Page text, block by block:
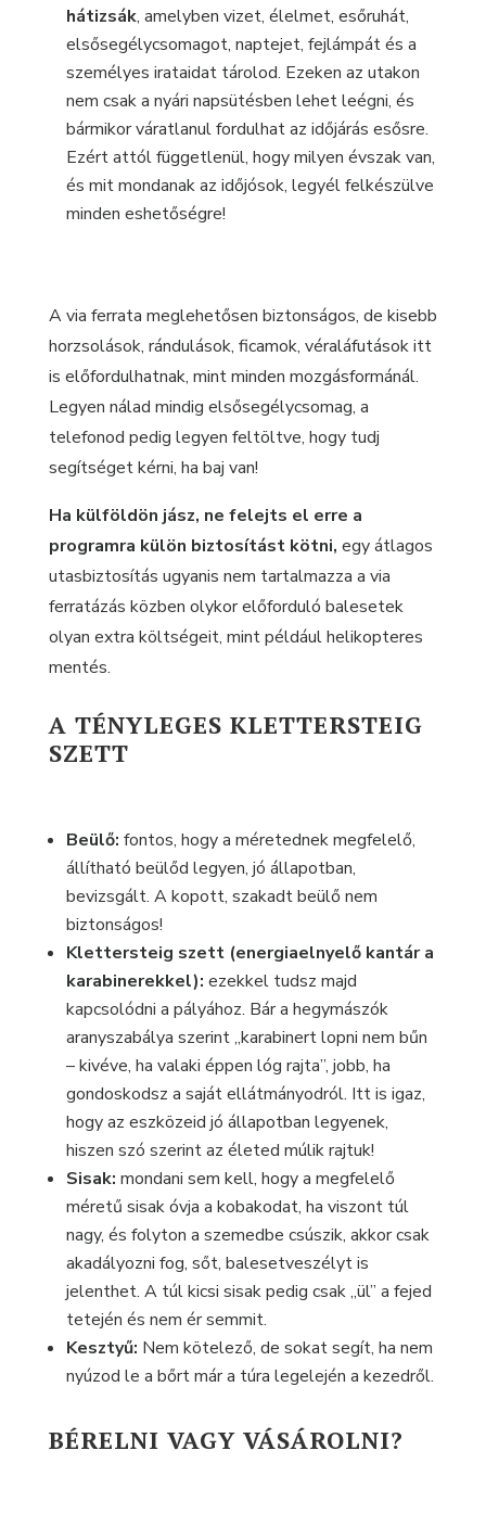
hátizsák, amelyben vizet, élelmet, esőruhát,
elsősegélycsomagot, naptejet, fejlámpát és a
személyes irataidat tárolod. Ezeken az utakon
nem csak a nyári napsütésben lehet leégni, és
bármikor váratlanul fordulhat az időjárás esősre.
Ezért attól függetlenül, hogy milyen évszak van,
és mit mondanak az időjósok, legyél felkészülve
minden eshetőségre!
A via ferrata meglehetősen biztonságos, de kisebb
horzsolások, rándulások, ficamok, véraláfutások itt
is előfordulhatnak, mint minden mozgásformánál.
Legyen nálad mindig elsősegélycsomag, a
telefonod pedig legyen feltöltve, hogy tudj
segítséget kérni, ha baj van!
Ha külföldön jász, ne felejts el erre a
programra külön biztosítást kötni, egy átlagos
utasbiztosítás ugyanis nem tartalmazza a via
ferratázás közben olykor előforduló balesetek
olyan extra költségeit, mint például helikopteres
mentés.
A TÉNYLEGES KLETTERSTEIG
SZETT
Beülő: fontos, hogy a méretednek megfelelő,
állítható beülőd legyen, jó állapotban,
bevizsgált. A kopott, szakadt beülő nem
biztonságos!
Klettersteig szett (energiaelnyelő kantár a
karabinerekkel): ezekkel tudsz majd
kapcsolódni a pályához. Bár a hegymászók
aranyszabálya szerint „karabinert lopni nem bűn
– kivéve, ha valaki éppen lóg rajta”, jobb, ha
gondoskodsz a saját ellátmányodról. Itt is igaz,
hogy az eszközeid jó állapotban legyenek,
hiszen szó szerint az életed múlik rajtuk!
Sisak: mondani sem kell, hogy a megfelelő
méretű sisak óvja a kobakodat, ha viszont túl
nagy, és folyton a szemedbe csúszik, akkor csak
akadályozni fog, sőt, balesetveszélyt is
jelenthet. A túl kicsi sisak pedig csak „ül” a fejed
tetején és nem ér semmit.
Kesztyű: Nem kötelező, de sokat segít, ha nem
nyúzod le a bőrt már a túra legelején a kezedről.
BÉRELNI VAGY VÁSÁROLNI?